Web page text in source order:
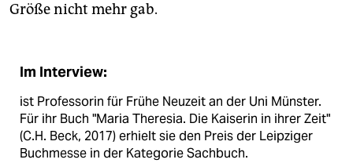
Größe nicht mehr gab.
Im Interview:
ist Professorin für Frühe Neuzeit an der Uni Münster.
Für ihr Buch "Maria Theresia. Die Kaiserin in ihrer Zeit"
(C.H. Beck, 2017) erhielt sie den Preis der Leipziger
Buchmesse in der Kategorie Sachbuch.